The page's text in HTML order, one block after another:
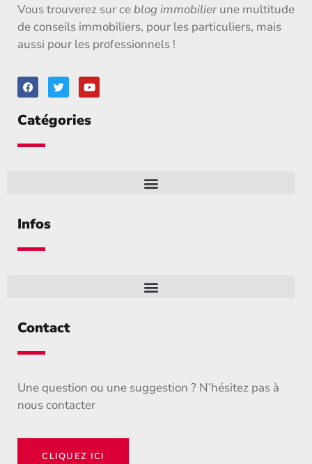
Vous trouverez sur ceblog immobilierune multitude
de conseils immobiliers, pour les particuliers, mais
aussi pour les professionnels !
Catégories
Infos
Contact
Une question ou une suggestion ? N’hésitez pas à
nous contacter
CLIQUEZ ICI